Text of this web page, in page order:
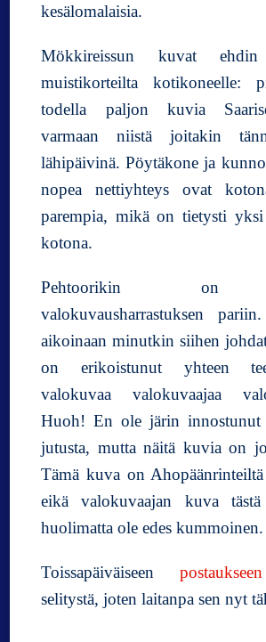
kesälomalaisia.
Mökkireissun kuvat
muistikorteilta kotikoneelle:
todella paljon kuvia
varmaan niistä joitakin
lähipäivinä. Pöytäkone ja
nopea nettiyhteys ovat
parempia, mikä on tietysti yksi
kotona.
Pehtoorikin on
valokuvausharrastuksen
aikoinaan minutkin siihen
on erikoistunut yhteen
valokuvaa valokuvaajaa
Huoh! En ole järin innostunut
jutusta, mutta näitä kuvia on
Tämä kuva on
eikä valokuvaajan kuva tästä
huolimatta ole edes
Toissapäiväiseen
selitystä, joten laitanpa sen nyt